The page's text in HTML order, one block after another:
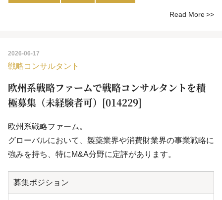
Read More
2026-06-17
戦略コンサルタント
欧州系戦略ファームで戦略コンサルタントを積
極募集（未経験者可）[014229]
欧州系戦略ファーム。
グローバルにおいて、製薬業界や消費財業界の事業戦略に
強みを持ち、特にM&A分野に定評があります。
募集ポジション